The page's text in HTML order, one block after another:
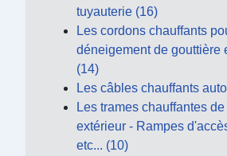
tuyauterie (16)
Les cordons chauffants
déneigement de gouttière
(14)
Les câbles chauffants
Les trames chauffantes
extérieur - Rampes
etc... (10)